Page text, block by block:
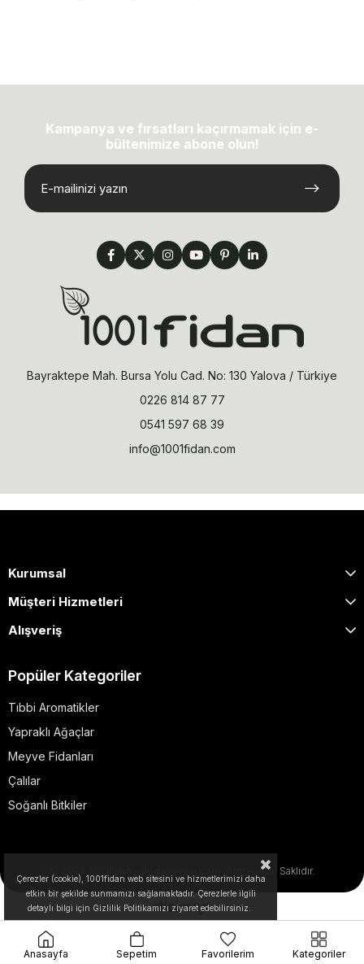
Kampanya ve fırsatları kaçırmamak için e-
bültenimize abone olun!
Bayraktepe Mah. Bursa Yolu Cad. No: 130 Yalova / Türkiye
0226 814 87 77
0541 597 68 39
info@1001fidan.com
Kurumsal
Müşteri Hizmetleri
Alışveriş
Popüler Kategoriler
Tıbbi Aromatikler
Yapraklı Ağaçlar
Meyve Fidanları
Çalılar
Soğanlı Bitkiler
© 2025 1001fidan - dogapeyzaj.com. Tüm Hakları Saklıdır.
Çerezler (cookie), 1001fidan web sitesini ve hizmetlerimizi daha
etkin bir şekilde sunmamızı sağlamaktadır. Çerezlerle ilgili
detaylı bilgi için Gizlilik Politikamızı ziyaret edebilirsiniz.
Anasayfa Sepetim Favorilerim Kategoriler